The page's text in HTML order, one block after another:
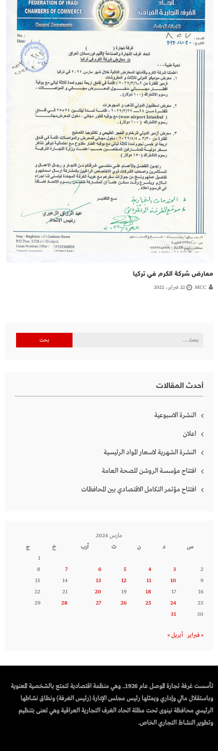
معارض شركة الكرم في تركيا
MCC 22 فبراير، 2022
البحث
أحدث المقالات
النشرة الاسبوعية
اعلان
النشرة الشهرية لاسعار المواد الرئيسية
افتتاح مؤسسة الروشن للصحة العامة
افتتاح مؤتمر التكامل الاقتصادي بين المحافظات
مارس 2024
س
د ن ث أرب خ
ج
1
2
3
4
5
6
7
8
9
10
11
12
13
14
15
16
17
18
19
20
21
22
23
24
25
26
27
28
29
30
31
« فبراير أبريل »
تأسست غرفة تجارة الموصل عام 1926.. وهي منظمة اقتصادية تتمتع بالشخصية المعنوية
وباستقلال مالي وإداري ويمثلها رئيس مجلس الإدارة (رئيس الغرفة) ونطاق نشاطها
الرئيسي محافظة نينوى تحت مظلة اتحاد الغرف التجارية العراقية وهي تعنى بتنظيم
وتطوير النشاط التجاري الخاص.